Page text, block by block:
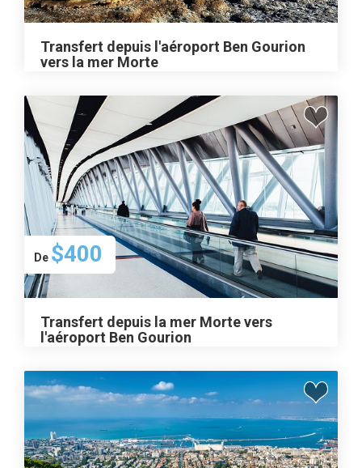
Transfert depuis l'aéroport Ben Gourion
vers la mer Morte
De $400
Transfert depuis la mer Morte vers
l'aéroport Ben Gourion